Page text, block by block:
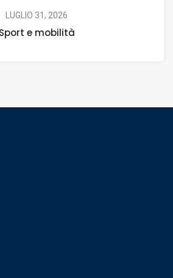
LUGLIO 31, 2026
Sport e mobilità